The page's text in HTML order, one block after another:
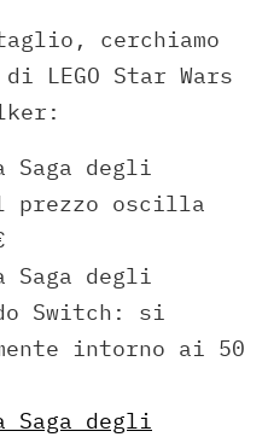
cerchiamo
LEGO Star Wars
Saga degli
prezzo oscilla
Saga degli
Switch: si
intorno ai 50
Saga degli